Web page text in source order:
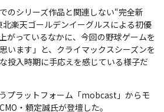
のシリーズ作品と関連しない“完全新
楽天ゴールデンイーグルスによる初優
がっているなかに、今回の野球ゲームを
います」と、クライマックスシーズンを
投入時期に手応えを感じている様子だ
プラットフォーム「mobcast」からモ
・頼定誠氏が登壇した。